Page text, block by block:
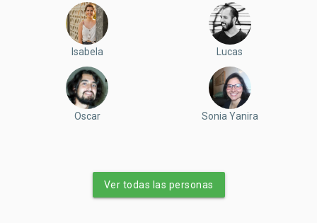
Isabela Lucas
Oscar Sonia Yanira
Ver todas las personas